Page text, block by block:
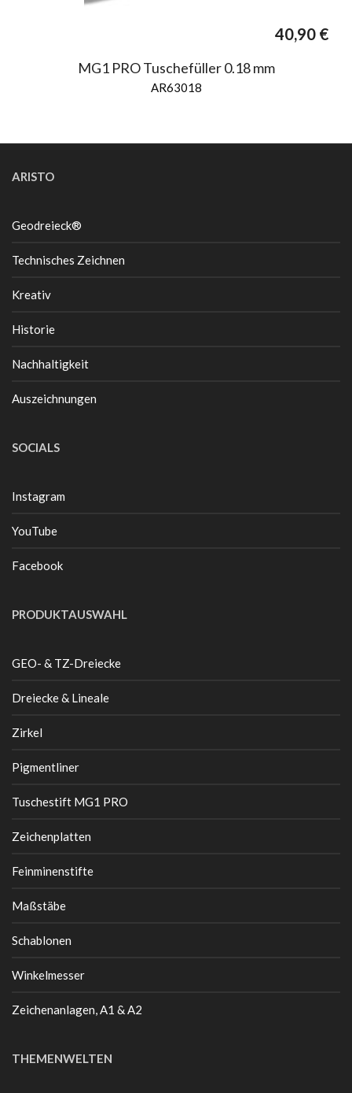
40,90 €
MG1 PRO Tuschefüller 0.18 mm
AR63018
ARISTO
Geodreieck®
Technisches Zeichnen
Kreativ
Historie
Nachhaltigkeit
Auszeichnungen
SOCIALS
Instagram
YouTube
Facebook
PRODUKTAUSWAHL
GEO- & TZ-Dreiecke
Dreiecke & Lineale
Zirkel
Pigmentliner
Tuschestift MG1 PRO
Zeichenplatten
Feinminenstifte
Maßstäbe
Schablonen
Winkelmesser
Zeichenanlagen, A1 & A2
THEMENWELTEN